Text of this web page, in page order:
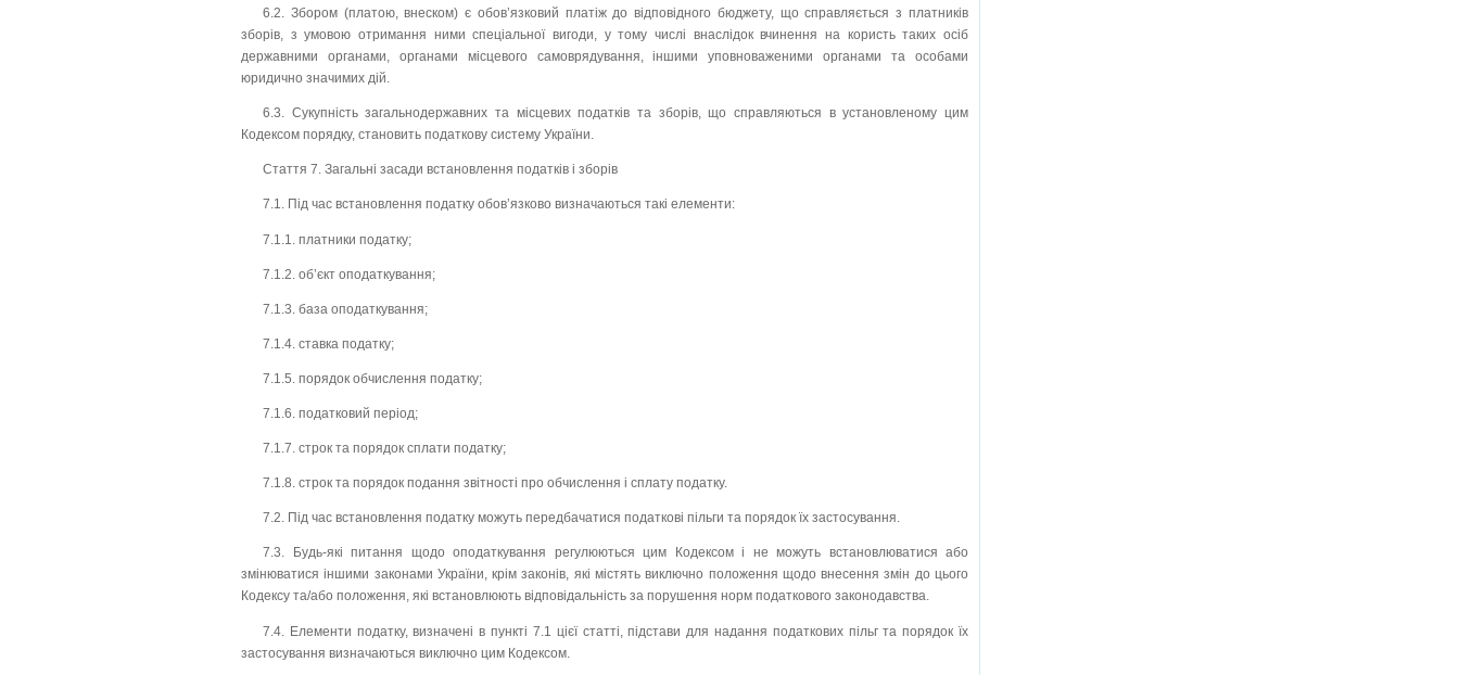
6.2. Збором (платою, внеском) є обов’язковий платіж до відповідного бюджету, що справляється з платників
зборів, з умовою отримання ними спеціальної вигоди, у тому числі внаслідок вчинення на користь таких осіб
державними органами, органами місцевого самоврядування, іншими уповноваженими органами та особами
юридично значимих дій.
6.3. Сукупність загальнодержавних та місцевих податків та зборів, що справляються в установленому цим
Кодексом порядку, становить податкову систему України.
Стаття 7. Загальні засади встановлення податків і зборів
7.1. Під час встановлення податку обов’язково визначаються такі елементи:
7.1.1. платники податку;
7.1.2. об’єкт оподаткування;
7.1.3. база оподаткування;
7.1.4. ставка податку;
7.1.5. порядок обчислення податку;
7.1.6. податковий період;
7.1.7. строк та порядок сплати податку;
7.1.8. строк та порядок подання звітності про обчислення і сплату податку.
7.2. Під час встановлення податку можуть передбачатися податкові пільги та порядок їх застосування.
7.3. Будь-які питання щодо оподаткування регулюються цим Кодексом і не можуть встановлюватися або
змінюватися іншими законами України, крім законів, які містять виключно положення щодо внесення змін до цього
Кодексу та/або положення, які встановлюють відповідальність за порушення норм податкового законодавства.
7.4. Елементи податку, визначені в пункті 7.1 цієї статті, підстави для надання податкових пільг та порядок їх
застосування визначаються виключно цим Кодексом.